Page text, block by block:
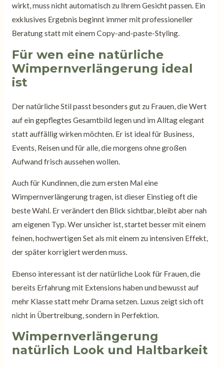
wirkt, muss nicht automatisch zu Ihrem Gesicht passen. Ein
exklusives Ergebnis beginnt immer mit professioneller
Beratung statt mit einem Copy-and-paste-Styling.
Für wen eine natürliche
Wimpernverlängerung ideal
ist
Der natürliche Stil passt besonders gut zu Frauen, die Wert
auf ein gepflegtes Gesamtbild legen und im Alltag elegant
statt auffällig wirken möchten. Er ist ideal für Business,
Events, Reisen und für alle, die morgens ohne großen
Aufwand frisch aussehen wollen.
Auch für Kundinnen, die zum ersten Mal eine
Wimpernverlängerung tragen, ist dieser Einstieg oft die
beste Wahl. Er verändert den Blick sichtbar, bleibt aber nah
am eigenen Typ. Wer unsicher ist, startet besser mit einem
feinen, hochwertigen Set als mit einem zu intensiven Effekt,
der später korrigiert werden muss.
Ebenso interessant ist der natürliche Look für Frauen, die
bereits Erfahrung mit Extensions haben und bewusst auf
mehr Klasse statt mehr Drama setzen. Luxus zeigt sich oft
nicht in Übertreibung, sondern in Perfektion.
Wimpernverlängerung
natürlich Look und Haltbarkeit